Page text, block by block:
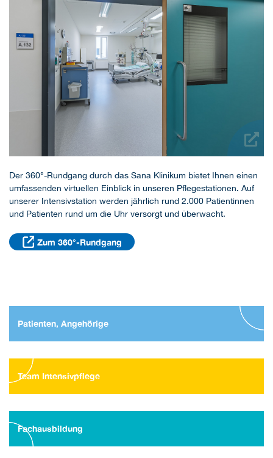
Der 360°-Rundgang durch das Sana Klinikum bietet Ihnen einen
umfassenden virtuellen Einblick in unseren Pflegestationen. Auf
unserer Intensivstation werden jährlich rund 2.000 Patientinnen
und Patienten rund um die Uhr versorgt und überwacht.
Zum 360°-Rundgang
Patienten, Angehörige
Team Intensivpflege
Fachausbildung